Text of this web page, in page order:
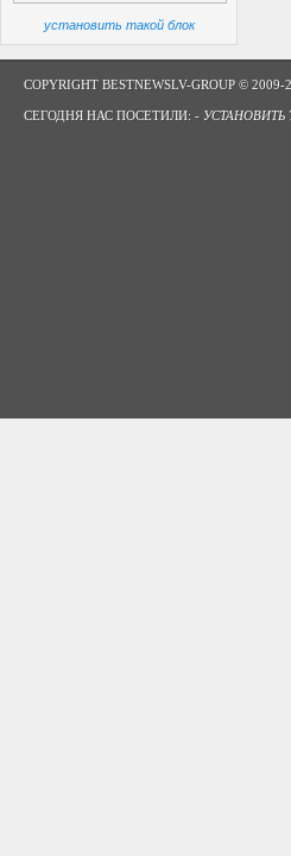
установить такой блок
COPYRIGHT BESTNEWSLV-GROUP © 2009-
СЕГОДНЯ НАС ПОСЕТИЛИ: - УСТАНОВИТЬ